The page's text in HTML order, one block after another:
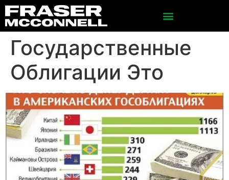
Государственные
Облигации Это